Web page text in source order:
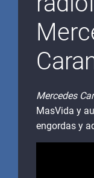
Mercedes
MasVida y
engordas y